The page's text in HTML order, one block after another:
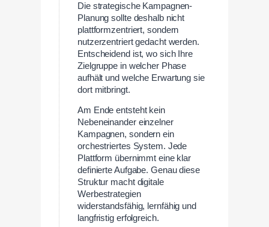
Die strategische Kampagnen-
Planung sollte deshalb nicht
plattformzentriert, sondern
nutzerzentriert gedacht werden.
Entscheidend ist, wo sich Ihre
Zielgruppe in welcher Phase
aufhält und welche Erwartung sie
dort mitbringt.
Am Ende entsteht kein
Nebeneinander einzelner
Kampagnen, sondern ein
orchestriertes System. Jede
Plattform übernimmt eine klar
definierte Aufgabe. Genau diese
Struktur macht digitale
Werbestrategien
widerstandsfähig, lernfähig und
langfristig erfolgreich.